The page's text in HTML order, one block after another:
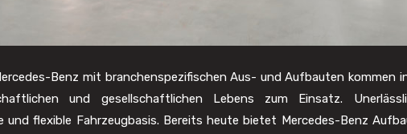
Benz mit branchenspezifischen Aus- und Aufbauten kommen
und gesellschaftlichen Lebens zum Einsatz.
und flexible Fahrzeugbasis. Bereits heute bietet Mercedes-Benz